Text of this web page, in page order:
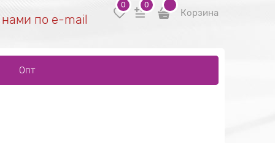
нами по e-mail
0 0
Корзина
Опт